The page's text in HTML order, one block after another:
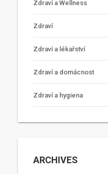
Zdraví a Wellness
Zdraví
Zdraví a lékařství
Zdraví a domácnost
Zdraví a hygiena
ARCHIVES